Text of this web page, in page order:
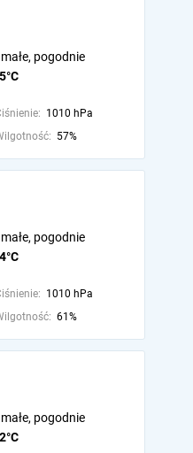
pogodnie
1010 hPa
57%
pogodnie
1010 hPa
61%
pogodnie